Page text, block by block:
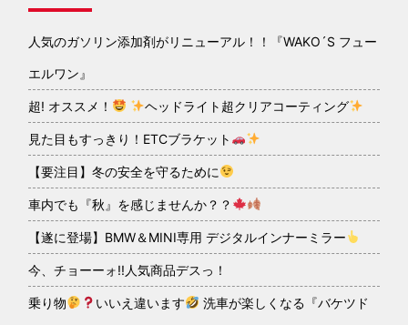
人気のガソリン添加剤がリニューアル！！『WAKO´S フュー
エルワン』
超! オススメ！ ヘッドライト超クリアコーティング
見た目もすっきり！ETCブラケット
【要注目】冬の安全を守るために
車内でも『秋』を感じませんか？？
【遂に登場】BMW＆MINI専用 デジタルインナーミラー
今、チョーーォ!!人気商品デスっ！
乗り物 いいえ違います 洗車が楽しくなる『バケツド